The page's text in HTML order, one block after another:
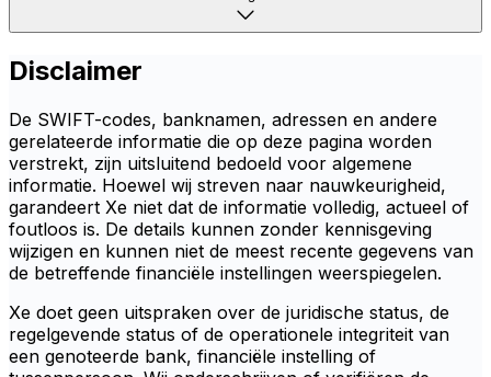
Disclaimer
De SWIFT-codes, banknamen, adressen en andere
gerelateerde informatie die op deze pagina worden
verstrekt, zijn uitsluitend bedoeld voor algemene
informatie. Hoewel wij streven naar nauwkeurigheid,
garandeert Xe niet dat de informatie volledig, actueel of
foutloos is. De details kunnen zonder kennisgeving
wijzigen en kunnen niet de meest recente gegevens van
de betreffende financiële instellingen weerspiegelen.
Xe doet geen uitspraken over de juridische status, de
regelgevende status of de operationele integriteit van
een genoteerde bank, financiële instelling of